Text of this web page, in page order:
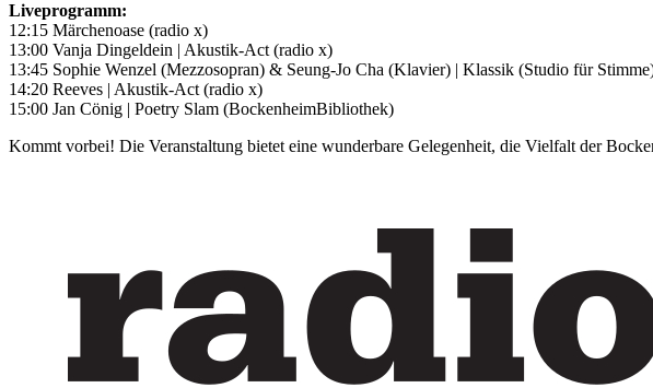
Liveprogramm:
12:15 Märchenoase (radio x)
13:00 Vanja Dingeldein | Akustik-Act (radio x)
13:45 Sophie Wenzel (Mezzosopran) & Seung-Jo Cha (Klavier) | Klassik (Studio für
14:20 Reeves | Akustik-Act (radio x)
15:00 Jan Cönig | Poetry Slam (BockenheimBibliothek)
Kommt vorbei! Die Veranstaltung bietet eine wunderbare Gelegenheit, die Vielfalt der